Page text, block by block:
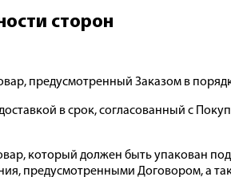
сторон
предусмотренный Заказом в
в срок, согласованный с
который должен быть упакован
предусмотренными Договором, а